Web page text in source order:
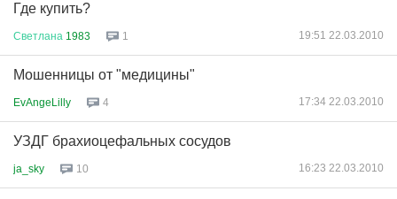
Где купить?
Светлана 1983 1 19:51 22.03.2010
Мошенницы от "медицины"
EvAngeLilly 4 17:34 22.03.2010
УЗДГ брахиоцефальных сосудов
ja_sky 10 16:23 22.03.2010